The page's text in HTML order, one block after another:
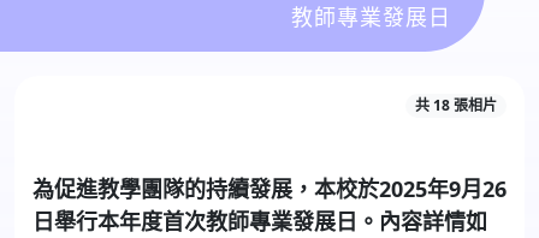
教師專業發展日
共 18 張相片
為促進教學團隊的持續發展，本校於2025年9月26
日舉行本年度首次教師專業發展日。內容詳情如